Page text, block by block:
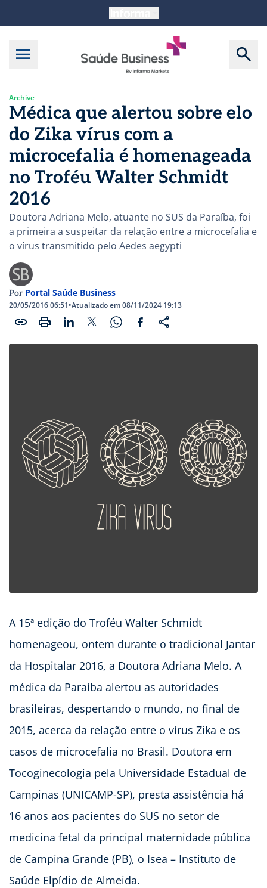
Archive
Médica que alertou sobre elo
do Zika vírus com a
microcefalia é homenageada
no Troféu Walter Schmidt
2016
Doutora Adriana Melo, atuante no SUS da Paraíba, foi
a primeira a suspeitar da relação entre a microcefalia e
o vírus transmitido pelo Aedes aegypti
Por Portal Saúde Business
20/05/2016 06:51•Atualizado em 08/11/2024 19:13
A 15ª edição do Troféu Walter Schmidt
homenageou, ontem durante o tradicional Jantar
da Hospitalar 2016, a Doutora Adriana Melo. A
médica da Paraíba alertou as autoridades
brasileiras, despertando o mundo, no final de
2015, acerca da relação entre o vírus Zika e os
casos de microcefalia no Brasil. Doutora em
Tocoginecologia pela Universidade Estadual de
Campinas (UNICAMP-SP), presta assistência há
16 anos aos pacientes do SUS no setor de
medicina fetal da principal maternidade pública
de Campina Grande (PB), o Isea – Instituto de
Saúde Elpídio de Almeida.